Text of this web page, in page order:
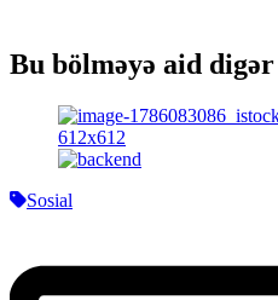
Bu bölməyə aid
Sosial